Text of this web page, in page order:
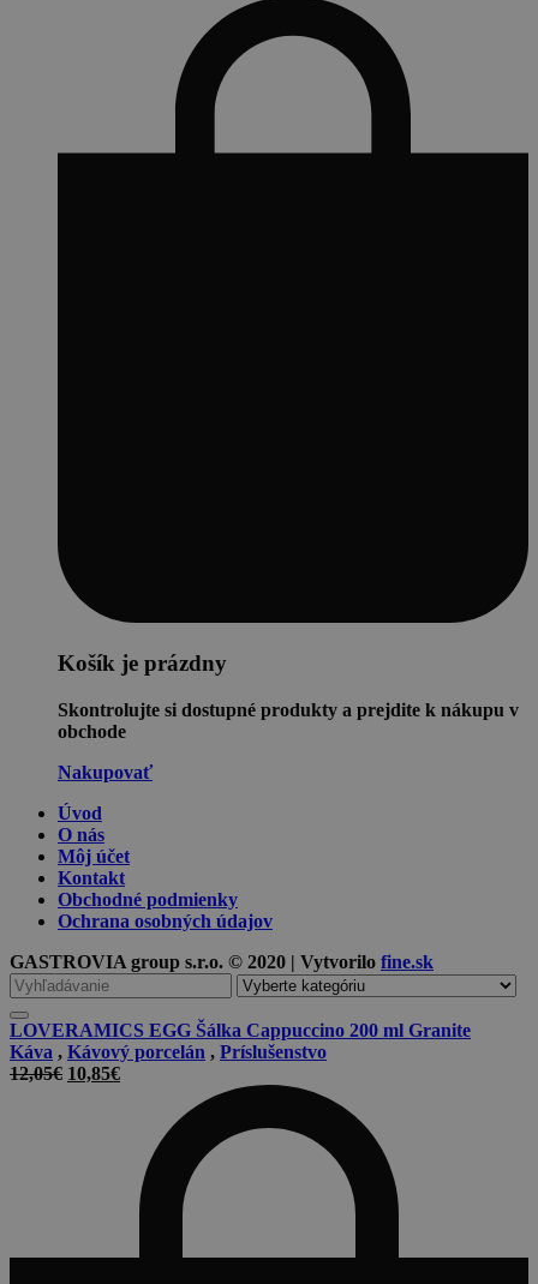
Košík je prázdny
Skontrolujte si dostupné produkty a prejdite k nákupu v
obchode
Nakupovať
Úvod
O nás
Môj účet
Kontakt
Obchodné podmienky
Ochrana osobných údajov
GASTROVIA group s.r.o. © 2020 | Vytvorilo fine.sk
Vyhľadávanie
pre
LOVERAMICS EGG Šálka Cappuccino 200 ml Granite
Káva , Kávový porcelán , Príslušenstvo
12,05€ Pôvodná
10,85€Aktuálna
10,85€.